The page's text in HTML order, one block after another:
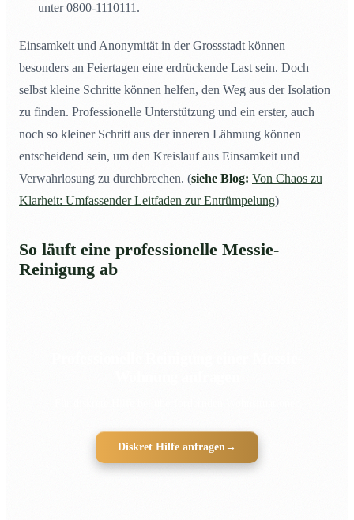
unter 0800-1110111.
Einsamkeit und Anonymität in der Grossstadt können
besonders an Feiertagen eine erdrückende Last sein. Doch
selbst kleine Schritte können helfen, den Weg aus der Isolation
zu finden. Professionelle Unterstützung und ein erster, auch
noch so kleiner Schritt aus der inneren Lähmung können
entscheidend sein, um den Kreislauf aus Einsamkeit und
Verwahrlosung zu durchbrechen. (siehe Blog: Von Chaos zu
Klarheit: Umfassender Leitfaden zur Entrümpelung)
So läuft eine professionelle Messie-
Reinigung ab
Diskret Hilfe anfragen→